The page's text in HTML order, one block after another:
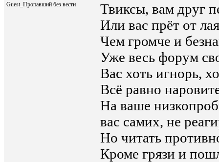
Guest_Пропавший без вести
Твиксы, вам друг
Или вас прёт от
Чем громче и
Уже весь форум
Вас хоть игнорь,
Всё равно
На ваше
вас самих, не
Но читать
Кроме грязи и